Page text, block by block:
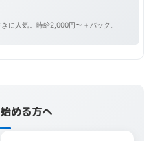
に人気。時給2,000円〜＋バック。
める方へ